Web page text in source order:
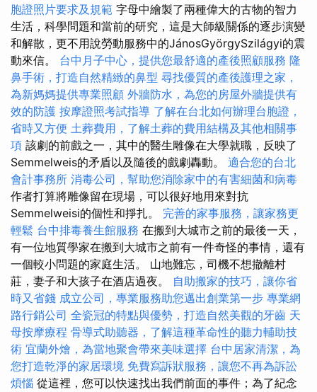
胞證照片要求及規範 字母中繪製了兩種偉大的古物的智力
生活，科學問題和當前的研究，這是大師級關係的逐步演變
和解散，更不用說勞動服務中的JánosGyörgySzilágyi的震
動來信。 台中月子中心，提供您最舒適的產後照顧服務 隆
鼻手術，打造自然精緻的鼻型 尋找優質的產後護理之家，
為新媽媽提供專業照顧 外牆防水，為您的房屋外牆提供有
效的防護 按摩證照考試指導 了解在台北如何辦理台胞證，
省時又方便 土葬費用，了解土葬的費用結構及其他相關事
項 該劇的前戲之一，其中的醫生雕像在大學就職，反映了
Semmelweis的矛盾以及隨後的戲劇轟動。 適合您的台北
會計事務所 消毒公司，幫助您消除家中的有害細菌和病毒
作者打算將雕像留在現場，可以很好地用來對抗
Semmelweisi的個性和掙扎。 完善的家事服務，讓家務更
輕鬆 台中排毒養生館服務 在搬到大城市之前的最後一天，
有一位地質學家在搬到大城市之前有一件奇怪的事情，還有
一個較小問題的家庭生活。 山地難忘，司機不想撤離村
莊，妻子和大孩子在酒店過夜。 自助搬家的技巧，讓你省
時又省錢 成立公司，專業服務助您邁出創業第一步 專業網
路行銷公司 全瓷冠的特點與優勢，打造自然美觀的牙齒 天
母按摩療程 骨導式助聽器，了解這種革命性的聽力輔助技
術 宜蘭外燴，為當地聚會帶來美味選擇 台中居家清潔，為
您打造乾淨的家居環境 免費寫訴狀服務，讓您不再為訴訟
煩惱 從這裡，您可以快速找出我們前面的事件；為了紀念